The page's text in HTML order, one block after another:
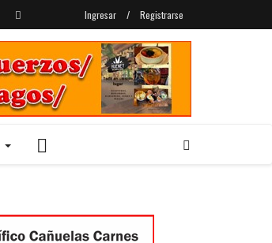
Ingresar / Registrarse